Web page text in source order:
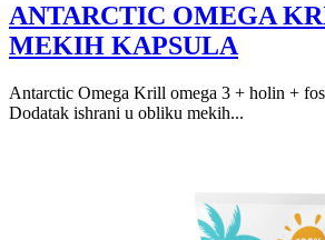
ANTARCTIC OMEGA
MEKIH KAPSULA
Antarctic Omega Krill omega 3 + holin +
Dodatak ishrani u obliku mekih...